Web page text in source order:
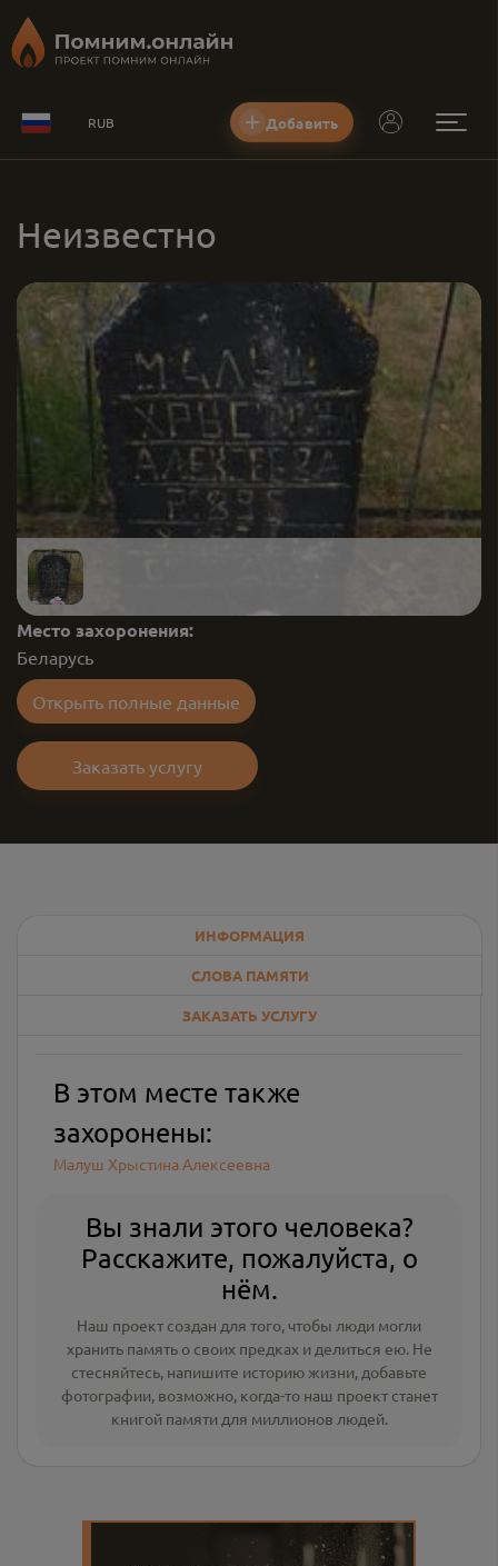
RUB Добавить
Неизвестно
Место захоронения:
Беларусь
Открыть полные данные
Заказать услугу
ИНФОРМАЦИЯ
СЛОВА ПАМЯТИ
ЗАКАЗАТЬ УСЛУГУ
В этом месте также
захоронены:
Малуш Хрыстина Алексеевна
Вы знали этого человека?
Расскажите, пожалуйста, о
нём.
Наш проект создан для того, чтобы люди могли
хранить память о своих предках и делиться ею. Не
стесняйтесь, напишите историю жизни, добавьте
фотографии, возможно, когда-то наш проект станет
книгой памяти для миллионов людей.